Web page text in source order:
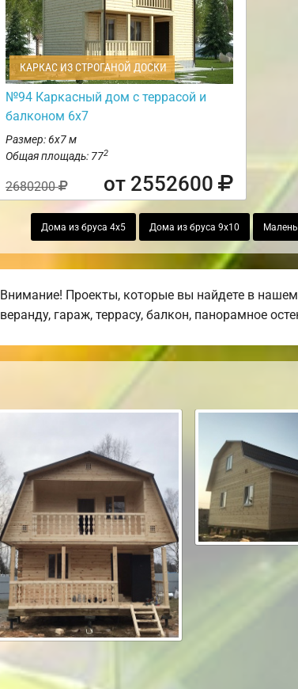
КАРКАС ИЗ СТРОГАНОЙ ДОСКИ
№94 Каркасный дом с террасой и
балконом 6х7
Размер: 6х7 м
Общая площадь: 772
2680200 от 2552600
Дома из бруса 4х5 Дома из бруса 9х10
Внимание! Проекты, которые вы найдете в
веранду, гараж, террасу, балкон, панорамное